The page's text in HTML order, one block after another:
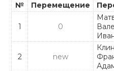
№
Перемещение
1 0
2 new